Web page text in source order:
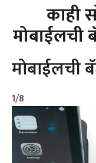
काही
मोबाईलची
मोबाईलची
1/8